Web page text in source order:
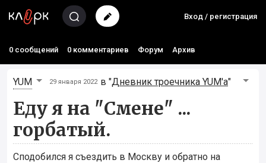
Вход / регистрация
0 сообщений 0 комментариев Форум Архив
YUM 29 января 2022 в "Дневник троечника YUM'а"
Еду я на "Смене" ...
горбатый.
Сподобился я съездить в Москву и обратно на